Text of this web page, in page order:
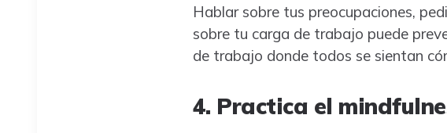
Hablar sobre tus preocupaciones,
sobre tu carga de trabajo puede
de trabajo donde todos se sientan
4. Practica el